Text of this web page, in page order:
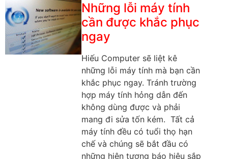
Những lỗi máy tính
cần được khắc phục
ngay
Hiếu Computer sẽ liệt kê
những lỗi máy tính mà bạn cần
khắc phục ngay. Tránh trường
hợp máy tính hỏng dẫn đến
không dùng được và phải
mang đi sửa tốn kém. Tất cả
máy tính đều có tuổi thọ hạn
chế và chúng sẽ bắt đầu có
những hiện tượng báo hiệu sắp